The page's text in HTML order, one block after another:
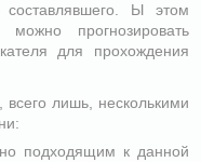
составлявшего. Ы этом
прогнозировать
для прохождения
всего лишь, несколькими
подходящим к данной